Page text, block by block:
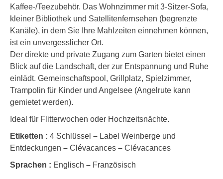
Kaffee-/Teezubehör. Das Wohnzimmer mit 3-Sitzer-Sofa,
kleiner Bibliothek und Satellitenfernsehen (begrenzte
Kanäle), in dem Sie Ihre Mahlzeiten einnehmen können,
ist ein unvergesslicher Ort.
Der direkte und private Zugang zum Garten bietet einen
Blick auf die Landschaft, der zur Entspannung und Ruhe
einlädt. Gemeinschaftspool, Grillplatz, Spielzimmer,
Trampolin für Kinder und Angelsee (Angelrute kann
gemietet werden).
Ideal für Flitterwochen oder Hochzeitsnächte.
Etiketten : 4 Schlüssel – Label Weinberge und
Entdeckungen – Clévacances – Clévacances
Sprachen : Englisch – Französisch